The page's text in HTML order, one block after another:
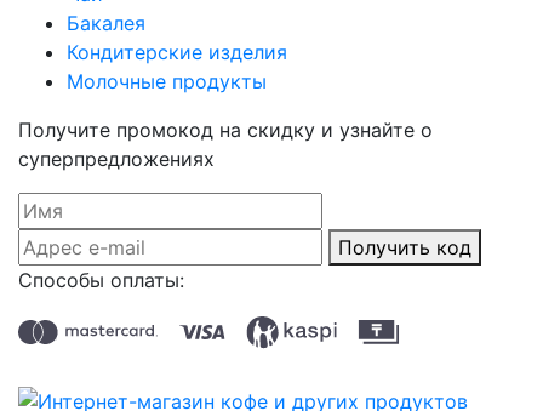
Бакалея
Кондитерские изделия
Молочные продукты
Получите промокод на скидку и узнайте о
суперпредложениях
Получить код
Способы оплаты: